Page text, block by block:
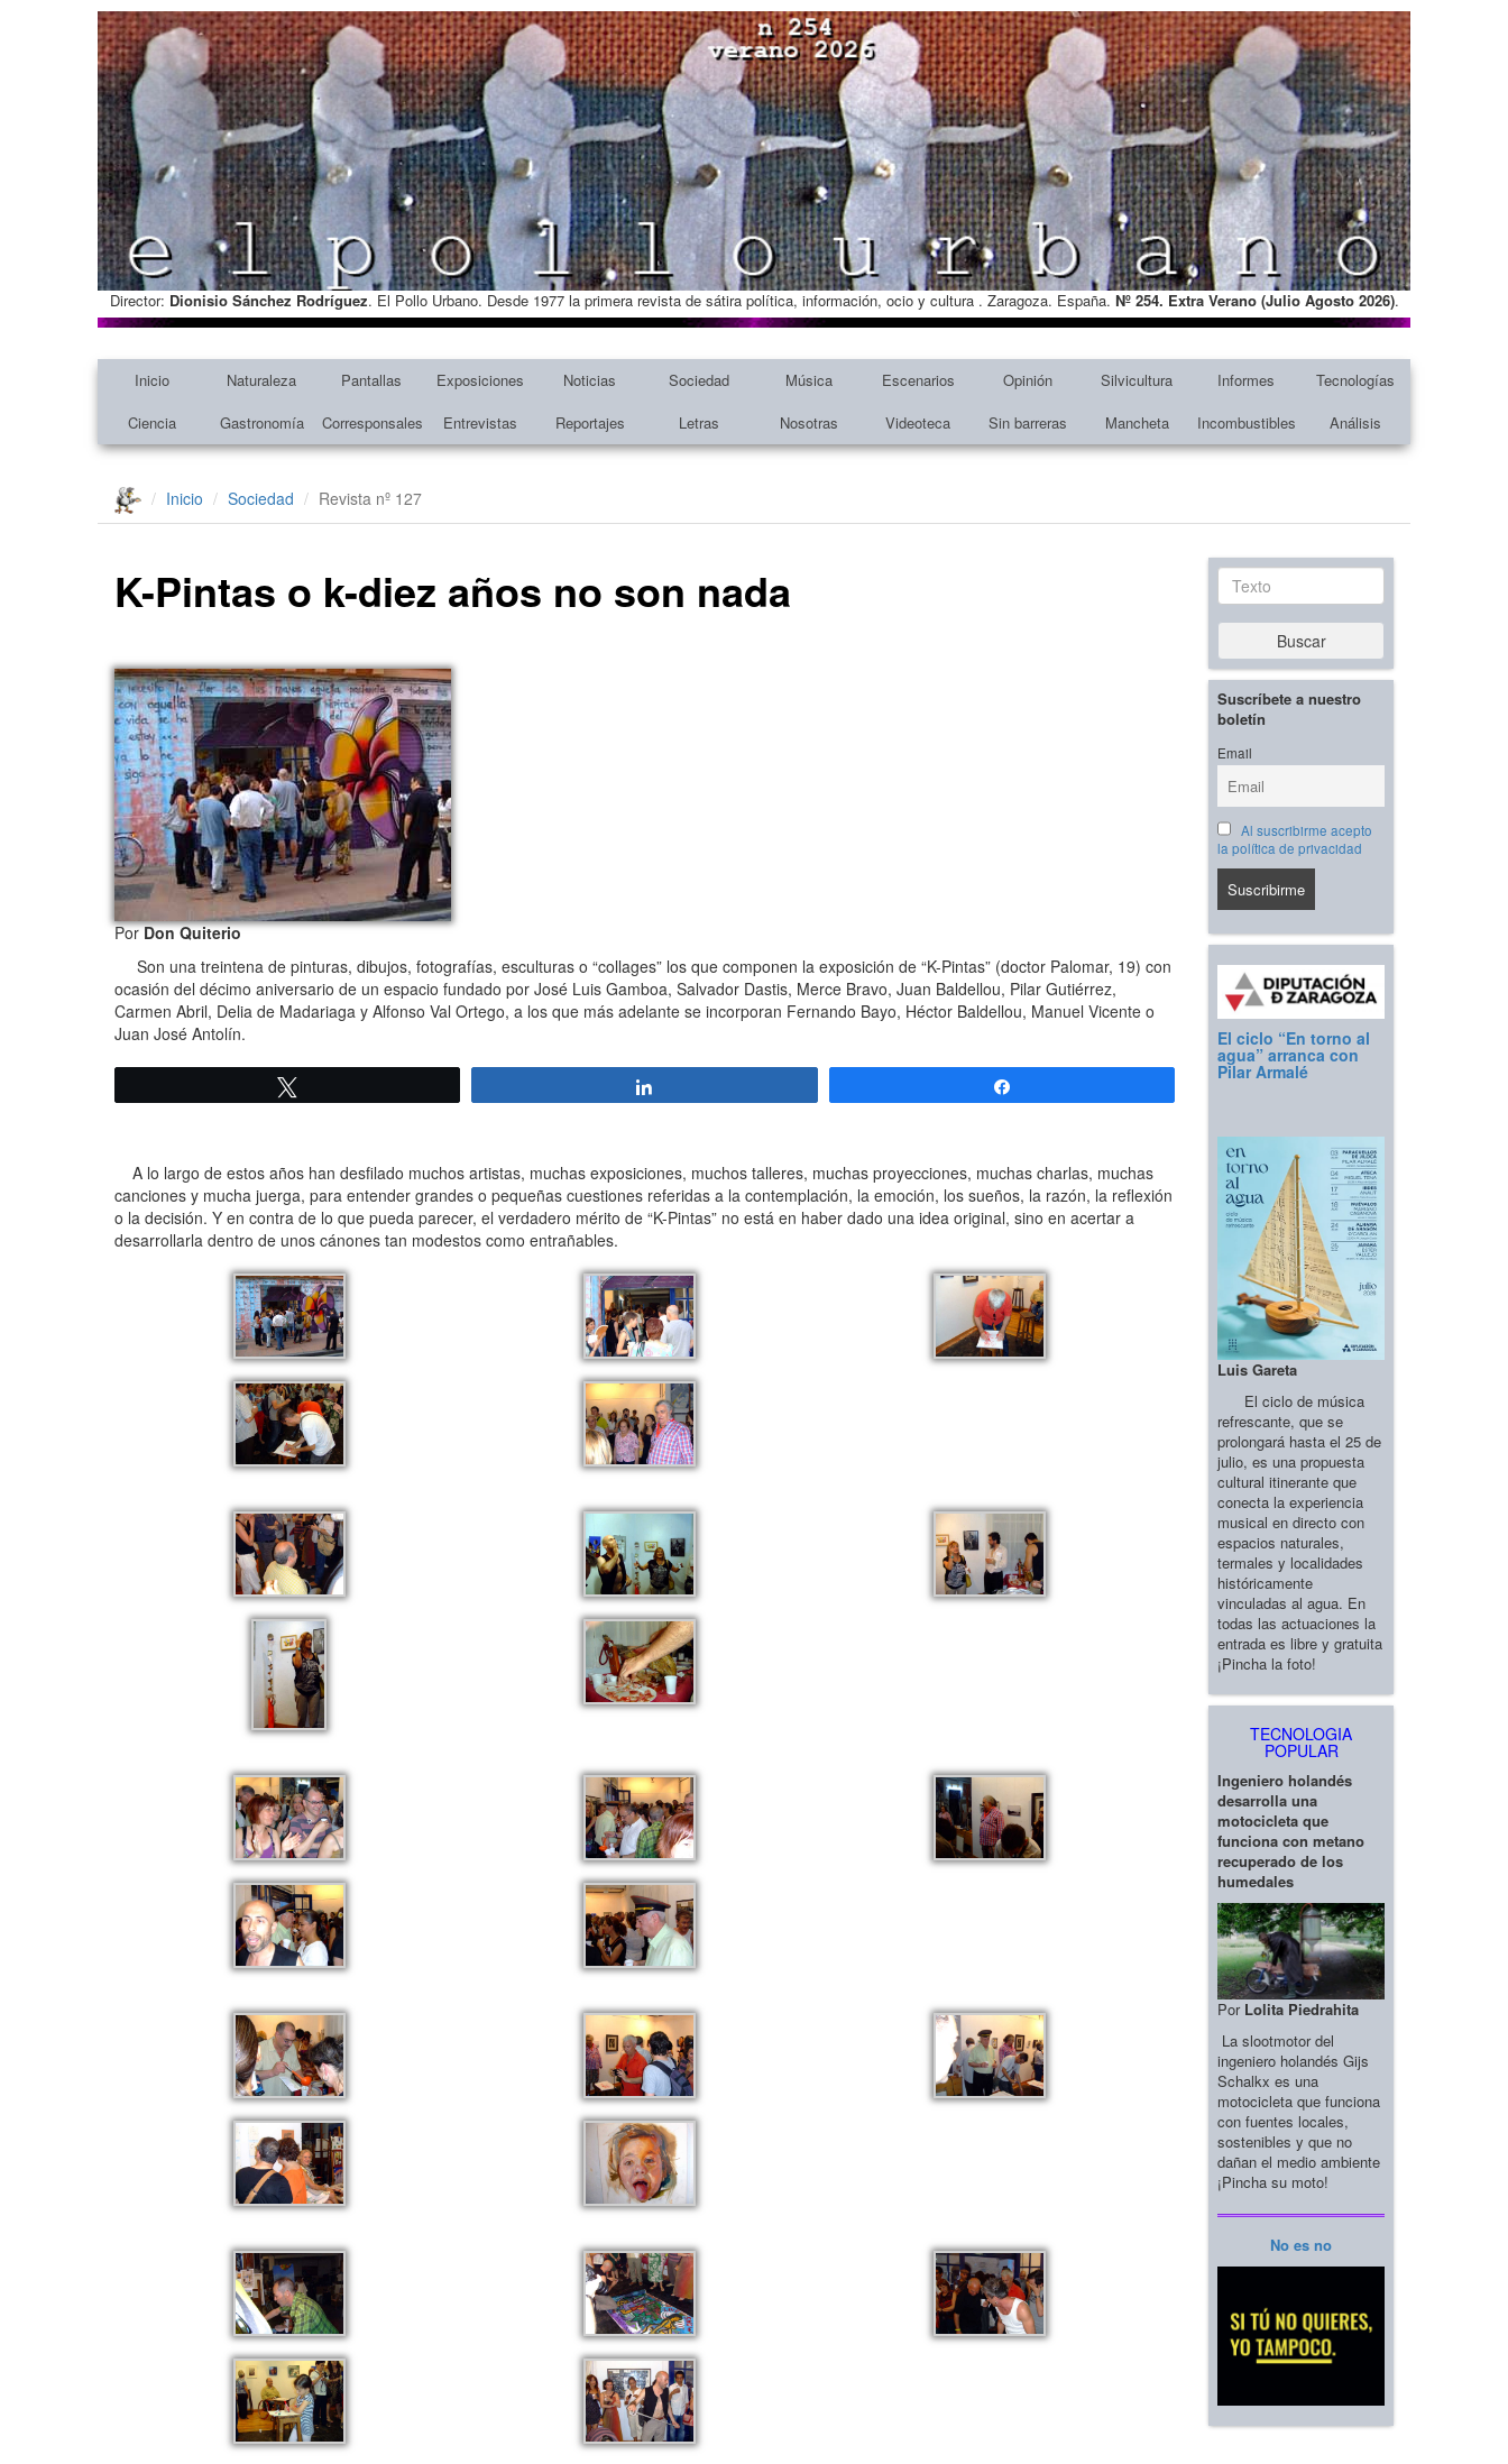
Director: Dionisio Sánchez Rodríguez. El Pollo Urbano. Desde 1977 la primera revista de sátira política, información, ocio y cultura . Zaragoza. España. Nº 254. Extra Verano (Julio Agosto 2026).
Inicio Naturaleza Pantallas Exposiciones Noticias Sociedad Música Escenarios Opinión Silvicultura Informes
Tecnologías
Ciencia
Gastronomía Corresponsales Entrevistas Reportajes Letras Nosotras Videoteca Sin barreras Mancheta Incombustibles Análisis
Inicio Sociedad Revista nº 127
K-Pintas o k-diez años no son nada
PorDon Quiterio
Son una treintena de pinturas, dibujos, fotografías, esculturas o “collages” los que componen la exposición de “K-Pintas” (doctor Palomar, 19) con
ocasión del décimo aniversario de un espacio fundado por José Luis Gamboa, Salvador Dastis, Merce Bravo, Juan Baldellou, Pilar Gutiérrez,
Carmen Abril, Delia de Madariaga y Alfonso Val Ortego, a los que más adelante se incorporan Fernando Bayo, Héctor Baldellou, Manuel Vicente o
Juan José Antolín.
A lo largo de estos años han desfilado muchos artistas, muchas exposiciones, muchos talleres, muchas proyecciones, muchas charlas, muchas
canciones y mucha juerga, para entender grandes o pequeñas cuestiones referidas a la contemplación, la emoción, los sueños, la razón, la reflexión
o la decisión. Y en contra de lo que pueda parecer, el verdadero mérito de “K-Pintas” no está en haber dado una idea original, sino en acertar a
desarrollarla dentro de unos cánones tan modestos como entrañables.
Texto
Buscar
Suscríbete a nuestro
boletín
Email
Al suscribirme acepto
la política de privacidad
El ciclo “En torno al
agua” arranca con
Pilar Armalé
Luis Gareta
El ciclo de música
refrescante, que se
prolongará hasta el 25 de
julio, es una propuesta
cultural itinerante que
conecta la experiencia
musical en directo con
espacios naturales,
termales y localidades
históricamente
vinculadas al agua. En
todas las actuaciones la
entrada es libre y gratuita
¡Pincha la foto!
TECNOLOGIA
POPULAR
Ingeniero holandés
desarrolla una
motocicleta que
funciona con metano
recuperado de los
humedales
Por Lolita Piedrahita
La slootmotor del
ingeniero holandés Gijs
Schalkx es una
motocicleta que funciona
con fuentes locales,
sostenibles y que no
dañan el medio ambiente
¡Pincha su moto!
No es no